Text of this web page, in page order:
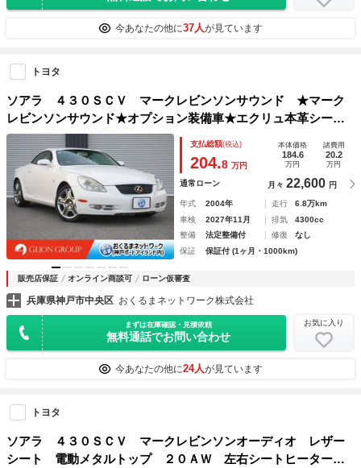
今あなたの他に37人が見ています
トヨタ
ソアラ ４３０ＳＣＶ マークレビンソンサウンド ★マーク
レビンソンサウンド★オプション装備車★エクリュ本革シート
【ヒーター付】★フロントポジションメモリー付パワーシート
★内装パーズアイメイプルインテリアパネル
支払総額(税込)
204.8 万円
本体価格
184.6
万円
諸費用
20.2
万円
通常ローン 月々 22,600 円
年式 2004年 走行
6.8万km
車検
2027年11月 排気
4300cc
整備
法定整備付 修復
なし
保証
保証付 (1ヶ月・1000km)
販売店保証 オンライン商談可 ローン仮審査
兵庫県神戸市中央区 おくるまネットワーク株式会社
まずは在庫確認・見積依頼
無料通話でお問い合わせ
お気に入り
今あなたの他に24人が見ています
トヨタ
ソアラ ４３０ＳＣＶ マークレビンソンオーディオ レザー
シート 電動メタルトップ ２０ＡＷ 左右シートヒーター